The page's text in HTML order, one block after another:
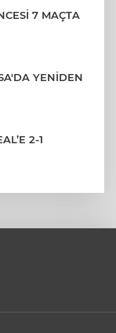
7 MAÇTA
YENİDEN
2-1
NASİP